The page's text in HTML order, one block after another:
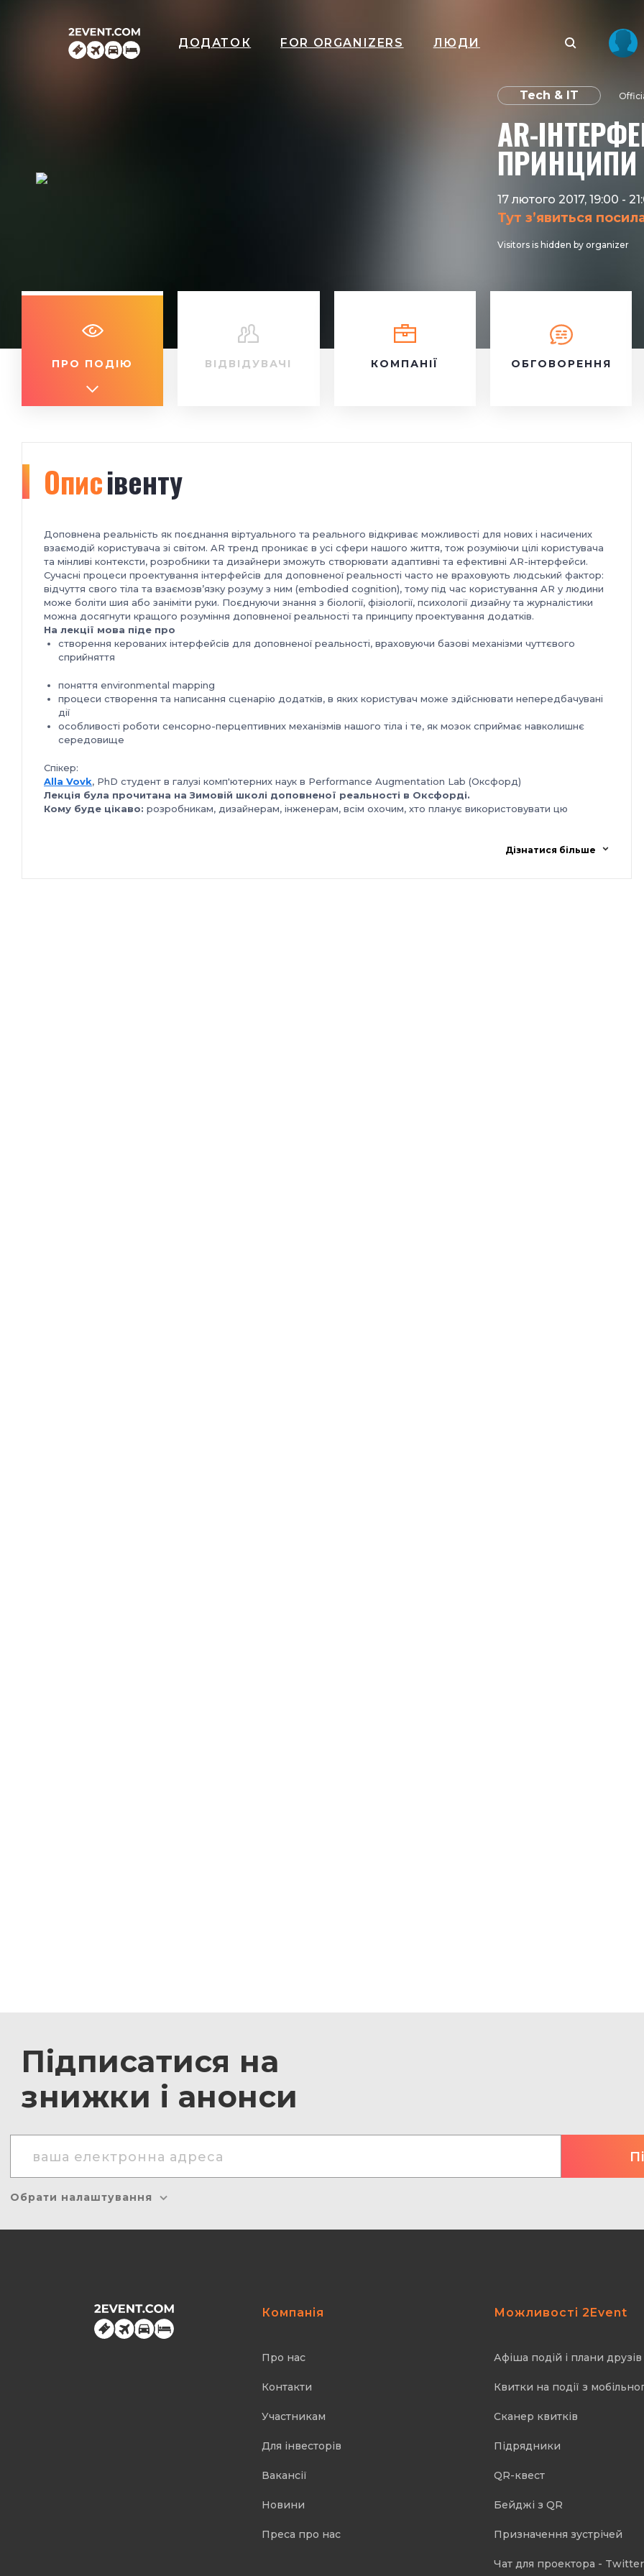
ДОДАТОК FOR ORGANIZERS ЛЮДИ
Tech & IT
AR-
ПРИНЦИПИ
17 лютого 2017, 19:00 -
Тут з’явиться
Visitors is hidden by organizer
ПРО ПОДІЮ ВІДВІДУВАЧІ КОМПАНІЇ ОБГОВОРЕННЯ
Описівенту
Доповнена реальність як поєднання віртуального та реального відкриває можливості для нових і насичених
взаємодій користувача зі світом. AR тренд проникає в усі сфери нашого життя, тож розуміючи цілі користувача
та мінливі контексти, розробники та дизайнери зможуть створювати адаптивні та ефективні AR-інтерфейси.
Сучасні процеси проектування інтерфейсів для доповненої реальності часто не враховують людський фактор:
відчуття свого тіла та взаємозв’язку розуму з ним (embodied cognition), тому під час користування AR у людини
може боліти шия або заніміти руки. Поєднуючи знання з біології, фізіології, психології дизайну та журналістики
можна досягнути кращого розуміння доповненої реальності та принципу проектування додатків.
На лекції мова піде про
створення керованих інтерфейсів для доповненої реальності, враховуючи базові механізми чуттєвого
сприйняття
поняття environmental mapping
процеси створення та написання сценарію додатків, в яких користувач може здійснювати непередбачувані
дії
особливості роботи сенсорно-перцептивних механізмів нашого тіла і те, як мозок сприймає навколишнє
середовище
Cпікер:
Alla Vovk, PhD студент в галузі комп'ютерних наук в Performance Augmentation Lab (Оксфорд)
Лекція була прочитана на Зимовій школі доповненої реальності в Оксфорді.
Кому буде цікаво: розробникам, дизайнерам, інженерам, всім охочим, хто планує використовувати цю
Дізнатися більше
Підписатися на
знижки і анонси
Обрати налаштування
Компанія
Про нас
Контакти
Участникам
Для інвесторів
Вакансії
Новини
Преса про нас
Можливості 2Event
Афіша подій і плани друзів
Квитки на події з
Cканер квитків
Підрядники
QR-квест
Бейджі з QR
Призначення зустрічей
Чат для проектора -